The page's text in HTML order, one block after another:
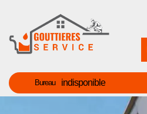
Bureau indisponible